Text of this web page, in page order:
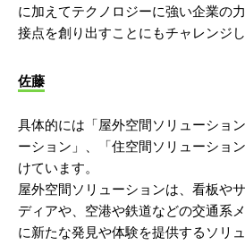
に加えてテクノロジーに強い企業の
接点を創り出すことにもチャレンジ
佐藤
具体的には「屋外空間ソリューショ
ーション」、「住空間ソリューショ
けています。
屋外空間ソリューションは、看板や
ディアや、空港や鉄道などの交通系
に新たな発見や体験を提供するソリ